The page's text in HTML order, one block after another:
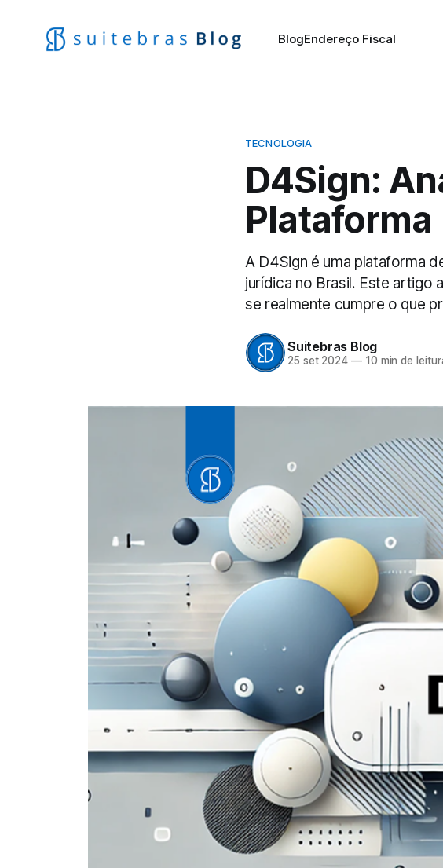
BlogEndereço Fiscal
TECNOLOGIA
D4Sign:
Plataforma
A D4Sign é uma plataforma
jurídica no Brasil. Este artigo
se realmente cumpre o que
Suitebras Blog
25 set 2024 —10 min de